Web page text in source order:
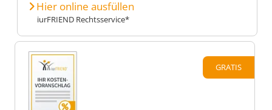
Hier online ausfüllen
iurFRIEND Rechtsservice*
GRATIS